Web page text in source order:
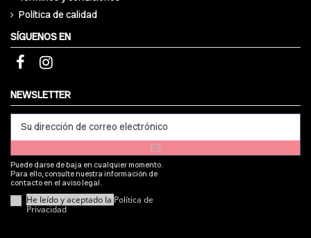
Política de calidad
SÍGUENOS EN
NEWSLETTER
Puede darse de baja en cualquier momento.
Para ello, consulte nuestra información de
contacto en el aviso legal.
He leído y aceptado la Política de
Privacidad